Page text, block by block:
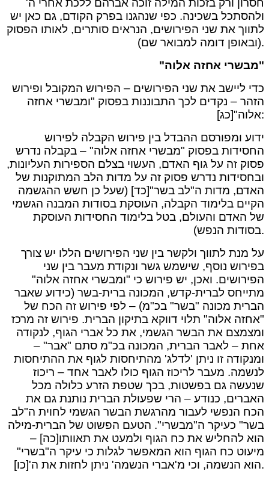
חסרון ורק בזכות המילה זוכה אברהם ללכת אחרי ה'
ולהסתכל בשכינה. כפי שנהגנו בפרק הקודם, גם כאן יש
לתווך את שני הפירושים, הנראים סותרים, לאותו הפסוק
(ובאופן דומה למבואר שם).
"מבשרי אחזה אלוה"
כדי ליישב את שני הפירושים – הפירוש המקובל ופירוש
הזהר – נקדים לכך התבוננות בפסוק "ומבשרי אחזה
אלוה"[כג]:
ידוע ומפורסם ההבדל בין פירוש הקבלה לפירוש
החסידות בפסוק "מבשרי אחזה אלוה" – בקבלה נדרש
פסוק זה על גוף האדם, העשוי בצלם הספירות העליונות,
ובחסידות נדרש פסוק זה על מדות הלב המתוקנות של
האדם, מדות ה"לב בשר"[כד] (שעל כן חשש ההגשמה
הקיים בלימוד הקבלה, העוסקת בסודות המבנה הגשמי
של האדם והעולם, בטל בלימוד החסידות העוסקת
בסודות הנפש).
על מנת לתווך ולקשר בין שני הפירושים הללו יש צורך
בפירוש נוסף, שישמש גשר ונקודת מעבר בין שני
הפירושים. ואכן, יש פירוש כי "ומבשרי אחזה אלוה"
מתייחס לברית-קדש, המכונה ברית-בשר (כידוע שאבר
הברית מכונה "בשר" בכ"מ) – לפי פירוש זה הכח של
"אחזה אלוה" תלוי דווקא בתיקון הברית. פירוש זה מרכז
ומצמצם את הבשר הגשמי, את כל אברי הגוף, לנקודה
אחת – לאבר הברית, המכונה בכ"מ סתם "אבר" –
ומנקודה זו ניתן 'לדלג' מהתיחסות לגוף את ההתיחסות
לנשמה. מעבר לריכוז הגוף כולו לאבר אחד – ריכוז
שנעשה גם בפשטות, בכך שטפת הזרע כלולה מכל
האברים, כנודע – הרי שפעולת הברית נותנת גם את
הכח הנפשי לעבור מהרגשת הבשר הגשמי לחוית ה"לב
בשר" כעיקר ה"מבשרי". הטעם הפשוט של הברית-מילה
הוא להחליש את כח הגוף ולמעט את תאוותו[כה] –
מיעוט כח הגוף הוא המאפשר לגלות כי עיקר ה"בשרי"
הוא הנשמה, וכי מ'אברי הנשמה' ניתן לחזות את ה'[כו].